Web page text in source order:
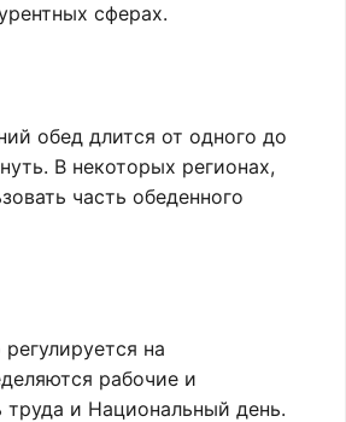
сферах.
обед длится от одного до
В некоторых регионах,
часть обеденного
на
рабочие и
и Национальный день.